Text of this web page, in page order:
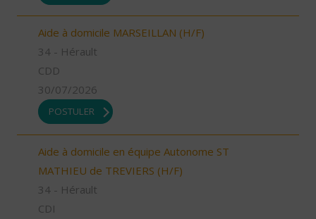
Aide à domicile MARSEILLAN (H/F)
34 - Hérault
CDD
30/07/2026
POSTULER
Aide à domicile en équipe Autonome ST
MATHIEU de TREVIERS (H/F)
34 - Hérault
CDI